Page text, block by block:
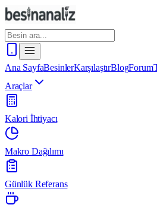
Ana SayfaBesinlerKarşılaştırBlogForum
Araçlar
Kalori İhtiyacı
Makro Dağılımı
Günlük Referans